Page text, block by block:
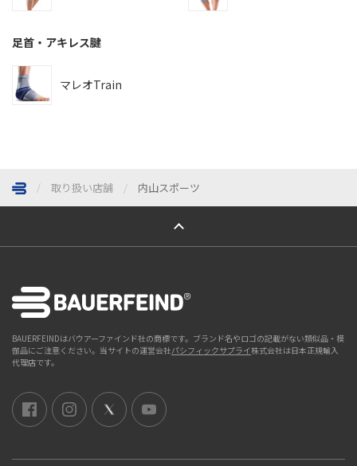
足首・アキレス腱
マレオTrain
取り扱い店舗 内山スポーツ
ページトップへ
BAUERFEINDはバウアーファインド社の商標です。ブランド名やロゴの記載がない類似品・模
倣品にご注意ください。当サイトの運営会社パシフィックサプライ株式会社は日本正規輸入
代理店です。